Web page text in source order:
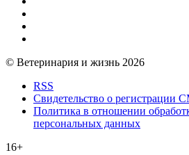
© Ветеринария и жизнь 2026
RSS
Свидетельство о регистрации
Политика в отношении
персональных данных
16+